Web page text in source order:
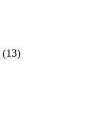
(13)